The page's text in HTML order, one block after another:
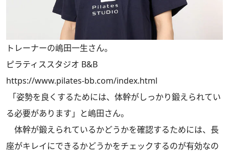
トレーナーの嶋田一生さん。
ピラティススタジオ B&B
https://www.pilates-bb.com/index.html
「姿勢を良くするためには、体幹がしっかり鍛えられてい
る必要があります」と嶋田さん。
体幹が鍛えられているかどうかを確認するためには、長
座がキレイにできるかどうかをチェックするのが有効なの